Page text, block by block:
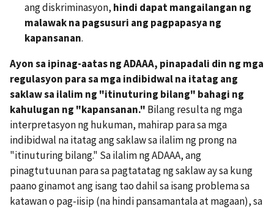
ang diskriminasyon, hindi dapat mangailangan ng
malawak na pagsusuri ang pagpapasya ng
kapansanan.
Ayon sa ipinag-aatas ng ADAAA, pinapadali din ng mga
regulasyon para sa mga indibidwal na itatag ang
saklaw sa ilalim ng "itinuturing bilang" bahagi ng
kahulugan ng "kapansanan." Bilang resulta ng mga
interpretasyon ng hukuman, mahirap para sa mga
indibidwal na itatag ang saklaw sa ilalim ng prong na
"itinuturing bilang." Sa ilalim ng ADAAA, ang
pinagtutuunan para sa pagtatatag ng saklaw ay sa kung
paano ginamot ang isang tao dahil sa isang problema sa
katawan o pag-iisip (na hindi pansamantala at magaan), sa